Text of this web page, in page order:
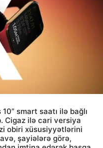
smart saatı ilə bağlı
Cigaz ilə cari versiya
obiri xüsusiyyətlərini
şayiələrə görə,